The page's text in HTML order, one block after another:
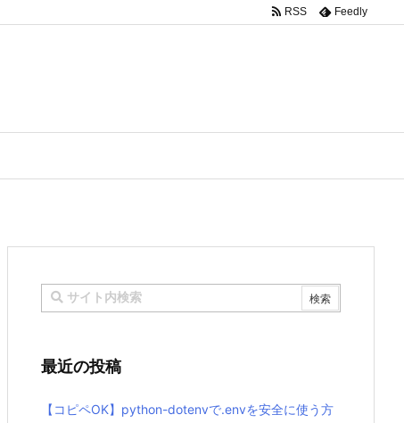
RSS Feedly
最近の投稿
【コピペOK】python-dotenvで.envを安全に使う方